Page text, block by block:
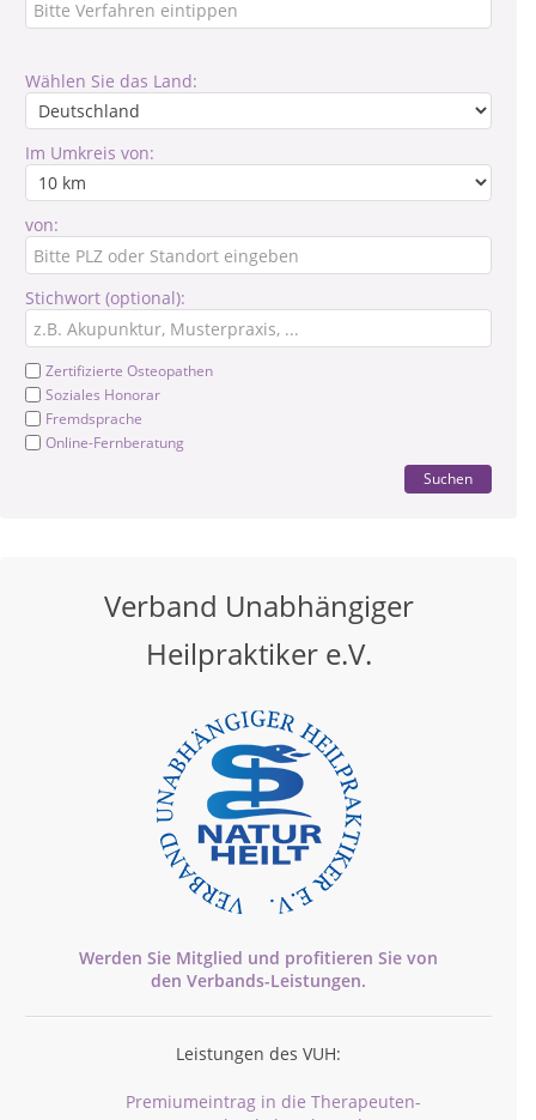
Wählen Sie das Land:
Im Umkreis von:
von:
Stichwort (optional):
Zertifizierte Osteopathen
Soziales Honorar
Fremdsprache
Online-Fernberatung
Suchen
Verband Unabhängiger
Heilpraktiker e.V.
Werden Sie Mitglied und profitieren Sie von
den Verbands-Leistungen.
Leistungen des VUH:
Premiumeintrag in die Therapeuten-